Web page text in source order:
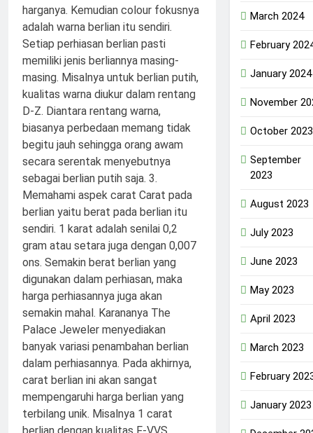
March 2024
February
January 2024
November
October 2023
September
2023
August 2023
July 2023
June 2023
May 2023
April 2023
March 2023
February
January 2023